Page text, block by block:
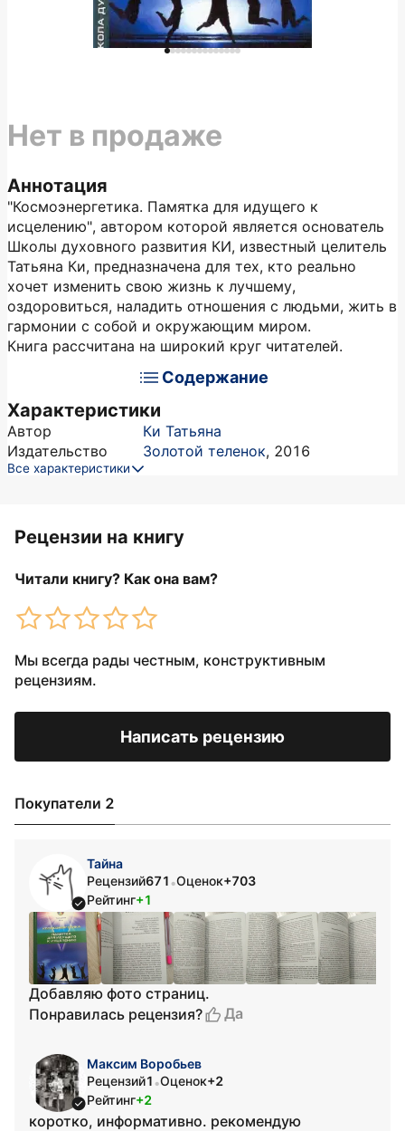
Аннотация
"Космоэнергетика. Памятка для идущего к
исцелению", автором которой является основатель
Школы духовного развития КИ, известный целитель
Татьяна Ки, предназначена для тех, кто реально
хочет изменить свою жизнь к лучшему,
оздоровиться, наладить отношения с людьми, жить в
гармонии с собой и окружающим миром.
Книга рассчитана на широкий круг читателей.
Содержание
Характеристики
Автор
Ки Татьяна
Издательство
Золотой теленок, 2016
Все характеристики
Нет в продаже
Рецензии на книгу
Читали книгу? Как она вам?
Мы всегда рады честным, конструктивным
рецензиям.
Написать рецензию
Покупатели 2
Тайна
Рецензий671 •Оценок+703
Рейтинг+1
Добавляю фото страниц.
Понравилась рецензия?
Да
Максим Воробьев
Рецензий1 •Оценок+2
Рейтинг+2
коротко, информативно. рекомендую